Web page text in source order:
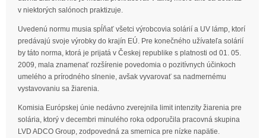
v niektorých salónoch praktizuje.
Uvedenú normu musia spĺňať všetci výrobcovia solárií a UV lámp, ktorí
predávajú svoje výrobky do krajín EÚ. Pre konečného užívateľa solárií
by táto norma, ktorá je prijatá v Českej republike s platnosti od 01. 05.
2009, mala znamenať rozšírenie povedomia o pozitívnych účinkoch
umelého a prírodného slnenie, avšak vyvarovať sa nadmernému
vystavovaniu sa žiarenia.
Komisia Európskej únie nedávno zverejnila limit intenzity žiarenia pre
solária, ktorý v decembri minulého roka odporučila pracovná skupina
LVD ADCO Group, zodpovedná za smernica pre nízke napätie.